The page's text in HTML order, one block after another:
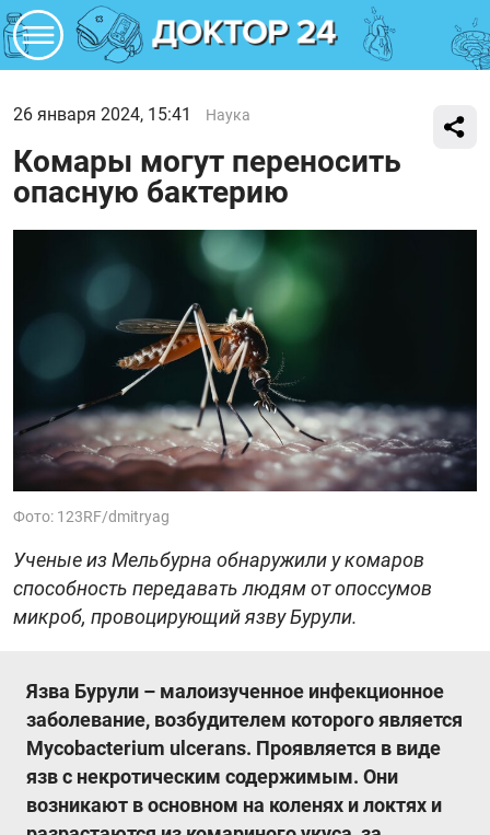
26 января 2024, 15:41 Наука
Комары могут переносить
опасную бактерию
Фото: 123RF/dmitryag
Ученые из Мельбурна обнаружили у комаров
способность передавать людям от опоссумов
микроб, провоцирующий язву Бурули.
Язва Бурули – малоизученное инфекционное
заболевание, возбудителем которого является
Mycobacterium ulcerans. Проявляется в виде
язв с некротическим содержимым. Они
возникают в основном на коленях и локтях и